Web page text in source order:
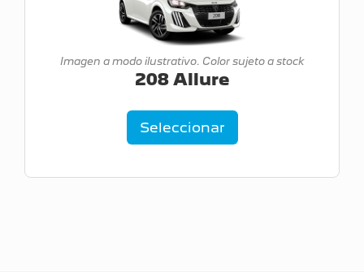
Imagen a modo ilustrativo. Color sujeto a stock
208 Allure
Seleccionar